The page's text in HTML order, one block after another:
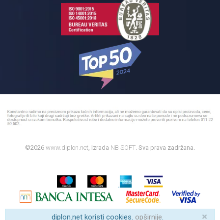
©2026 www.diplon.net , Izrada NB SOFT . Sva prava zadržana.
×
diplon.net koristi cookies. opširnije.